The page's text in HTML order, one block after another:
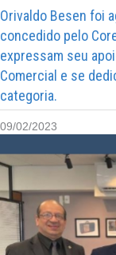
Orivaldo Besen foi
concedido pelo
expressam seu
Comercial e se
categoria.
09/02/2023